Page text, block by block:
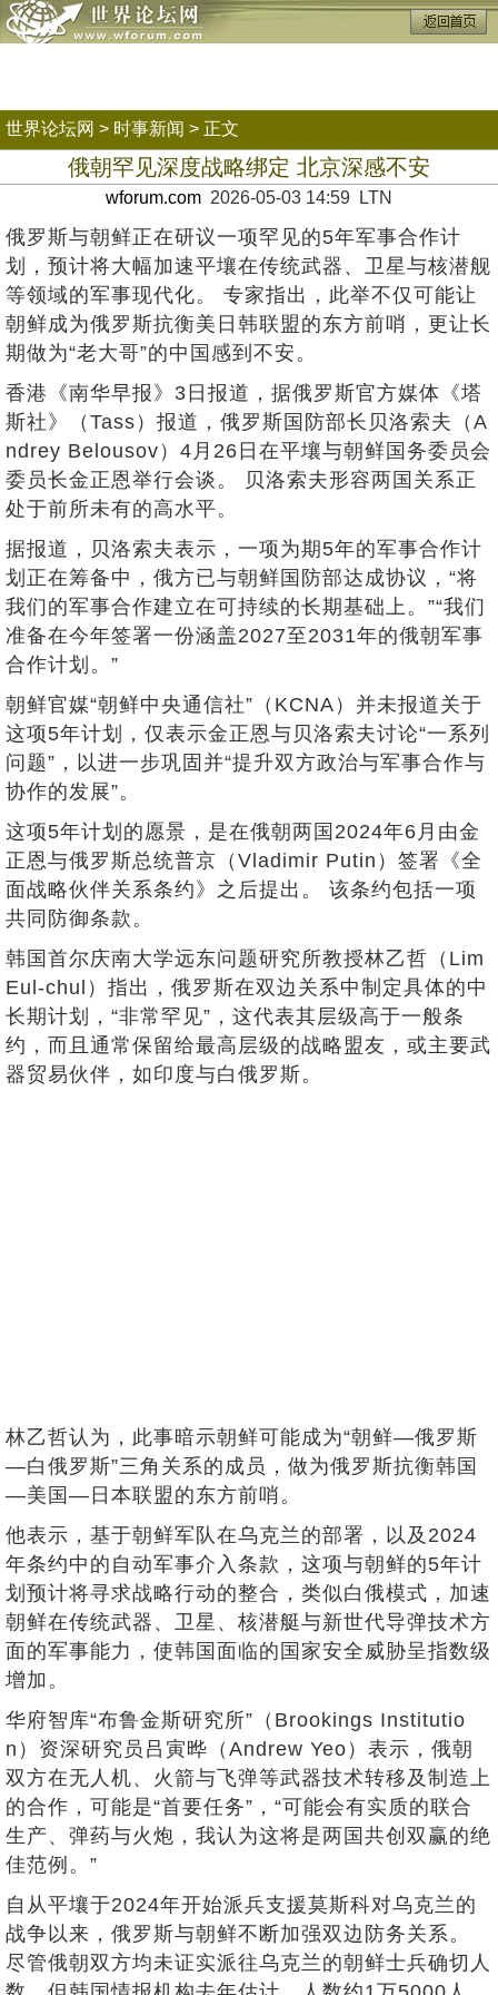
世界论坛网 > 时事新闻 > 正文
俄朝罕见深度战略绑定 北京深感不安
wforum.com 2026-05-03 14:59 LTN
俄罗斯与朝鲜正在研议一项罕见的5年军事合作计
划，预计将大幅加速平壤在传统武器、卫星与核潜舰
等领域的军事现代化。 专家指出，此举不仅可能让
朝鲜成为俄罗斯抗衡美日韩联盟的东方前哨，更让长
期做为“老大哥”的中国感到不安。
香港《南华早报》3日报道，据俄罗斯官方媒体《塔
斯社》（Tass）报道，俄罗斯国防部长贝洛索夫（A
ndrey Belousov）4月26日在平壤与朝鲜国务委员会
委员长金正恩举行会谈。 贝洛索夫形容两国关系正
处于前所未有的高水平。
据报道，贝洛索夫表示，一项为期5年的军事合作计
划正在筹备中，俄方已与朝鲜国防部达成协议，“将
我们的军事合作建立在可持续的长期基础上。”“我们
准备在今年签署一份涵盖2027至2031年的俄朝军事
合作计划。”
朝鲜官媒“朝鲜中央通信社”（KCNA）并未报道关于
这项5年计划，仅表示金正恩与贝洛索夫讨论“一系列
问题”，以进一步巩固并“提升双方政治与军事合作与
协作的发展”。
这项5年计划的愿景，是在俄朝两国2024年6月由金
正恩与俄罗斯总统普京（Vladimir Putin）签署《全
面战略伙伴关系条约》之后提出。 该条约包括一项
共同防御条款。
韩国首尔庆南大学远东问题研究所教授林乙哲（Lim
Eul-chul）指出，俄罗斯在双边关系中制定具体的中
长期计划，“非常罕见”，这代表其层级高于一般条
约，而且通常保留给最高层级的战略盟友，或主要武
器贸易伙伴，如印度与白俄罗斯。
林乙哲认为，此事暗示朝鲜可能成为“朝鲜—俄罗斯
—白俄罗斯”三角关系的成员，做为俄罗斯抗衡韩国
—美国—日本联盟的东方前哨。
他表示，基于朝鲜军队在乌克兰的部署，以及2024
年条约中的自动军事介入条款，这项与朝鲜的5年计
划预计将寻求战略行动的整合，类似白俄模式，加速
朝鲜在传统武器、卫星、核潜艇与新世代导弹技术方
面的军事能力，使韩国面临的国家安全威胁呈指数级
增加。
华府智库“布鲁金斯研究所”（Brookings Institutio
n）资深研究员吕寅晔（Andrew Yeo）表示，俄朝
双方在无人机、火箭与飞弹等武器技术转移及制造上
的合作，可能是“首要任务”，“可能会有实质的联合
生产、弹药与火炮，我认为这将是两国共创双赢的绝
佳范例。”
自从平壤于2024年开始派兵支援莫斯科对乌克兰的
战争以来，俄罗斯与朝鲜不断加强双边防务关系。
尽管俄朝双方均未证实派往乌克兰的朝鲜士兵确切人